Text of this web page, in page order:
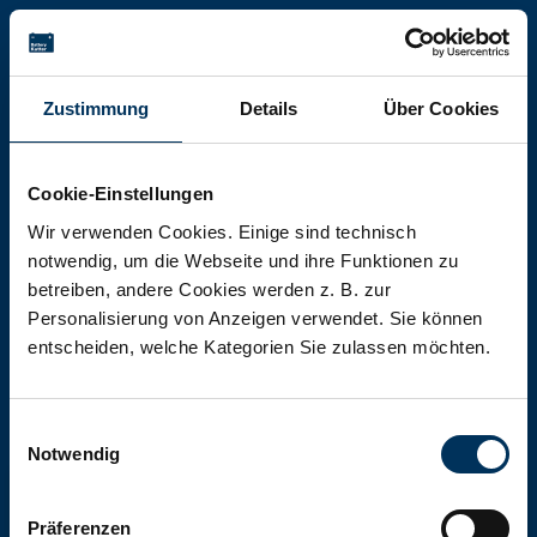
Zustimmung Details Über Cookies
Cookie-Einstellungen
Wir verwenden Cookies. Einige sind technisch
notwendig, um die Webseite und ihre Funktionen zu
betreiben, andere Cookies werden z. B. zur
Personalisierung von Anzeigen verwendet. Sie können
entscheiden, welche Kategorien Sie zulassen möchten.
Notwendig
Präferenzen
Battery-Kutter Shop
In unserem Shop finden Sie Batterien,
jeglicher Art, Größe und Leistung.
Zum Shop